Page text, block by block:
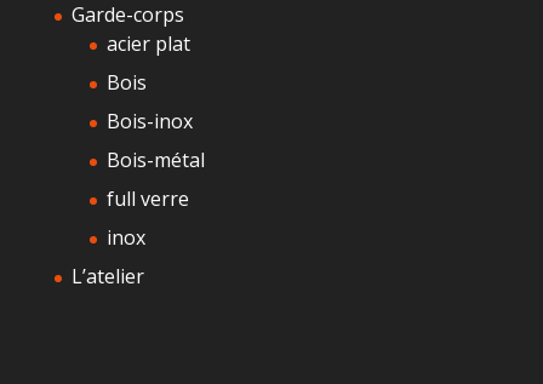
Garde-corps
acier plat
Bois
Bois-inox
Bois-métal
full verre
inox
L’atelier